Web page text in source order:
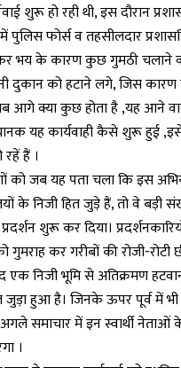
शुरू हो रही थी, इस दौरान
पुलिस फोर्स व तहसीलदार
भय के कारण कुछ गुमठी चलाने
दुकान को हटाने लगे, जिस कारण
आगे क्या कुछ होता है ,यह आने
यह कार्यवाही कैसे शुरू हुई
हैं ।
को जब यह पता चला कि इस
के निजी हित जुड़े हैं, तो वे बड़ी
शुरू कर दिया।
गुमराह कर गरीबों की रोजी-रोटी
निजी भूमि से अतिक्रमण
जुड़ा हुआ है। जिनके ऊपर पूर्व में
समाचार में इन स्वार्थी नेताओं
।